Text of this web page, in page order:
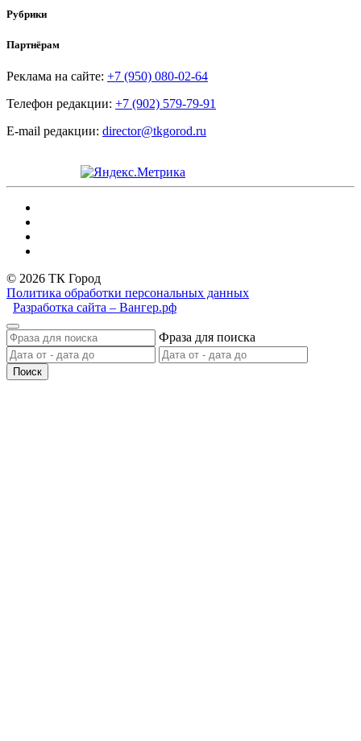
Рубрики
Партнёрам
Реклама на сайте: +7 (950) 080-02-64
Телефон редакции: +7 (902) 579-79-91
E-mail редакции: director@tkgorod.ru
© 2026 ТК Город
Политика обработки персональных данных
Разработка сайта – Вангер.рф
Фраза для поиска
Поиск